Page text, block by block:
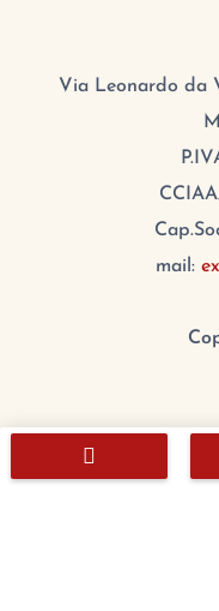
Via Leonardo da
mail:
